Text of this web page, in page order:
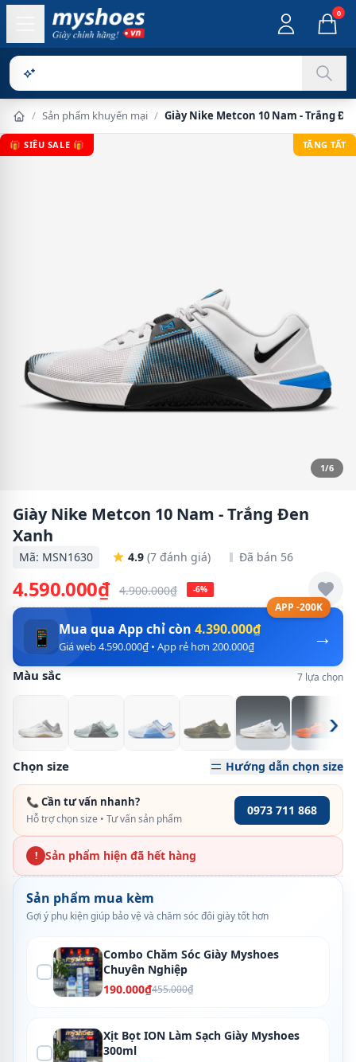
0
Sản phẩm c
/ Sản phẩm khuyến mại / Giày Nike Metcon 10 Nam - Trắng
🎁 SIÊU SALE 🎁 TẶNG TẤT
1/6
Giày Nike Metcon 10 Nam - Trắng Đen
Xanh
Mã: MSN1630 4.9 (7 đánh giá) Đã bán 56
4.590.000₫ 4.900.000₫ -6%
APP -200K
→
📱 Mua qua App chỉ còn 4.390.000₫
Giá web 4.590.000₫ • App rẻ hơn 200.000₫
Màu sắc 7 lựa chọn
›
Chọn size Hướng dẫn chọn size
📞 Cần tư vấn nhanh?
Hỗ trợ chọn size • Tư vấn sản phẩm
0973 711 868
! Sản phẩm hiện đã hết hàng
Sản phẩm mua kèm
Gợi ý phụ kiện giúp bảo vệ và chăm sóc đôi giày tốt hơn
Combo Chăm Sóc Giày Myshoes
Chuyên Nghiệp
190.000₫455.000₫
Xịt Bọt ION Làm Sạch Giày Myshoes
300ml